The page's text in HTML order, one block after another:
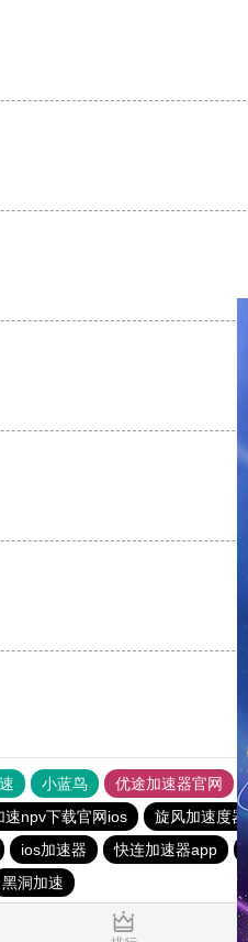
小蓝鸟 优途加速器官网
速npv下载官网ios 旋风加速度器
ios加速器 快连加速器app
黑洞加速